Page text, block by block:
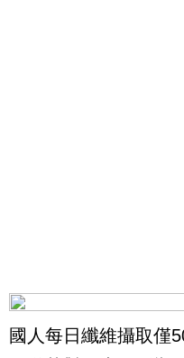
國人每日纖維攝取僅